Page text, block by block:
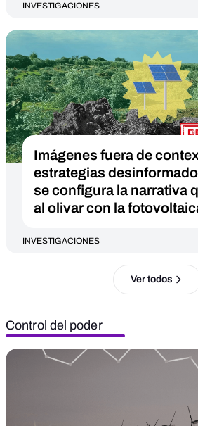
INVESTIGACIONES
Imágenes fuera de
estrategias
se configura la narrativa
al olivar con la
INVESTIGACIONES
Ver todos
Control del poder